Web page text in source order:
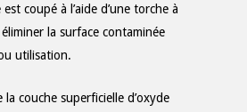
coupé à l’aide d’une torche à
la surface contaminée
utilisation.
la couche superficielle d’oxyde